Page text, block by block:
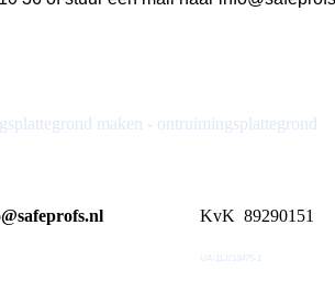
maken - ontruimingsplattegrond
KvK 89290151
UA-113718475-1